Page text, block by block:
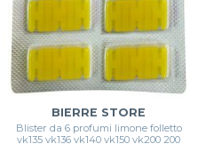
BIERRE STORE
Blister da 6 profumi limone folletto
vk135 vk136 vk140 vk150 vk200 200